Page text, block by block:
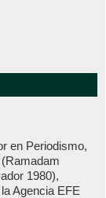
en Periodismo,
1980),
Agencia EFE